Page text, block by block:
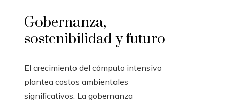
Gobernanza,
sostenibilidad y futuro
El crecimiento del cómputo intensivo
plantea costos ambientales
significativos. La gobernanza